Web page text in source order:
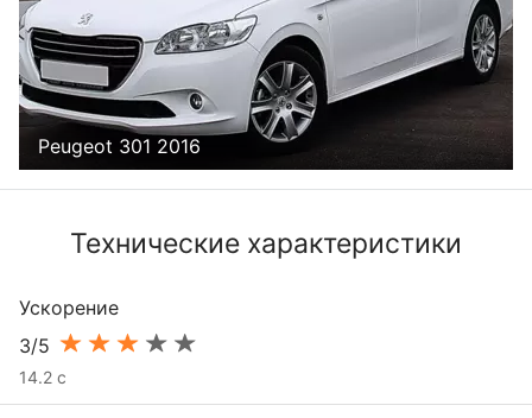
Peugeot 301 2016
Технические характеристики
Ускорение
3/5
14.2 с